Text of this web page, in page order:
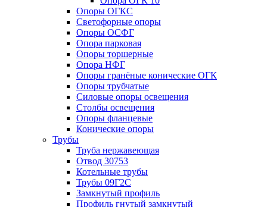
Опоры ОГКС
Светофорные опоры
Опоры ОСФГ
Опора парковая
Опоры торшерные
Опора НФГ
Опоры гранёные конические ОГК
Опоры трубчатые
Силовые опоры освещения
Столбы освещения
Опоры фланцевые
Конические опоры
Трубы
Труба нержавеющая
Отвод 30753
Котельные трубы
Трубы 09Г2С
Замкнутый профиль
Профиль гнутый замкнутый